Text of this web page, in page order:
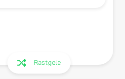
Rastgele